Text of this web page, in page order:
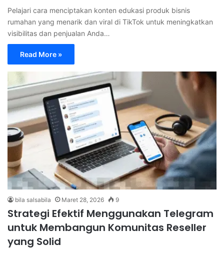
Pelajari cara menciptakan konten edukasi produk bisnis
rumahan yang menarik dan viral di TikTok untuk meningkatkan
visibilitas dan penjualan Anda…
Read More »
bila salsabila Maret 28, 2026 9
Strategi Efektif Menggunakan Telegram
untuk Membangun Komunitas Reseller
yang Solid